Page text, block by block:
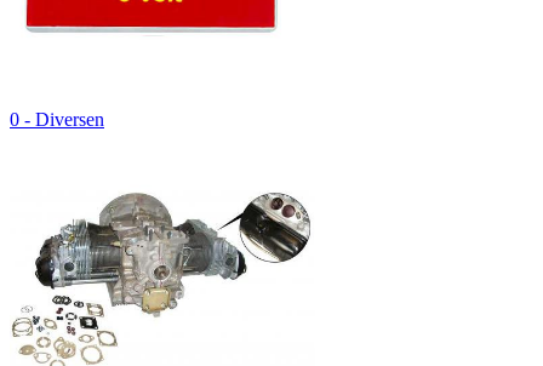
0 - Diversen